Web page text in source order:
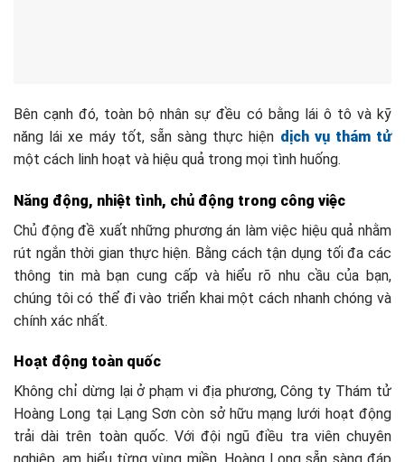
Bên cạnh đó, toàn bộ nhân sự đều có bằng lái ô tô và kỹ
năng lái xe máy tốt, sẵn sàng thực hiện dịch vụ thám tử
một cách linh hoạt và hiệu quả trong mọi tình huống.
Năng động, nhiệt tình, chủ động trong công việc
Chủ động đề xuất những phương án làm việc hiệu quả nhằm
rút ngắn thời gian thực hiện. Bằng cách tận dụng tối đa các
thông tin mà bạn cung cấp và hiểu rõ nhu cầu của bạn,
chúng tôi có thể đi vào triển khai một cách nhanh chóng và
chính xác nhất.
Hoạt động toàn quốc
Không chỉ dừng lại ở phạm vi địa phương, Công ty Thám tử
Hoàng Long tại Lạng Sơn còn sở hữu mạng lưới hoạt động
trải dài trên toàn quốc. Với đội ngũ điều tra viên chuyên